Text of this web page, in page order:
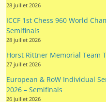
BdF
5 août 2026